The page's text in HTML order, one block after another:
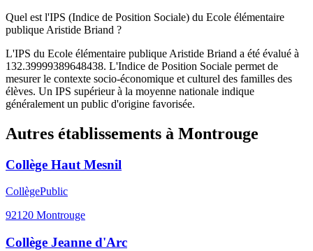
Quel est l'IPS (Indice de Position Sociale) du Ecole élémentaire
publique Aristide Briand ?
L'IPS du Ecole élémentaire publique Aristide Briand a été évalué à
132.39999389648438. L'Indice de Position Sociale permet de
mesurer le contexte socio-économique et culturel des familles des
élèves. Un IPS supérieur à la moyenne nationale indique
généralement un public d'origine favorisée.
Autres établissements à Montrouge
Collège Haut Mesnil
CollègePublic
92120 Montrouge
Collège Jeanne d'Arc